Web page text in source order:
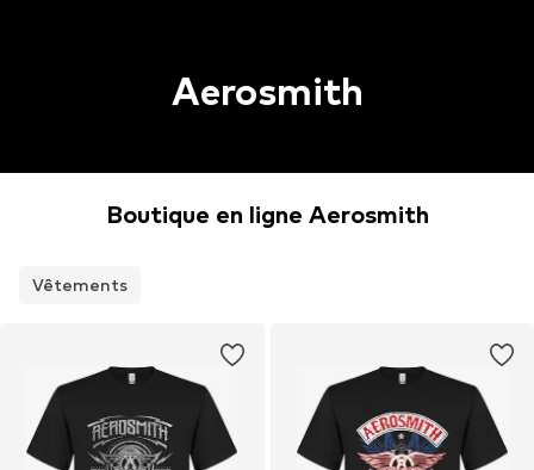
Aerosmith
Boutique en ligne Aerosmith
Vêtements